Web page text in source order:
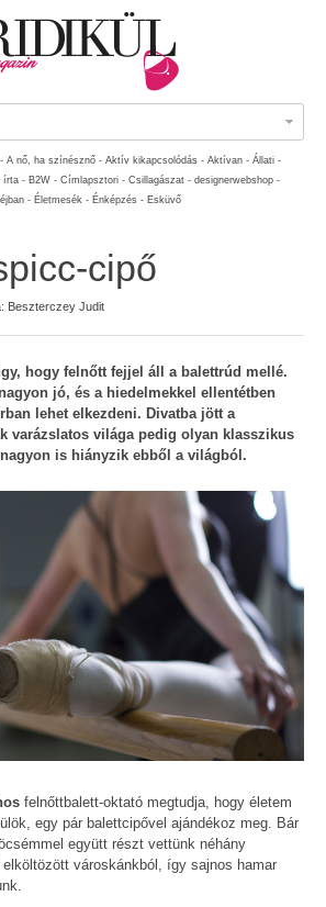
A nő, ha színésznő - Aktív kikapcsolódás - Aktívan - Állati -
írta - B2W - Címlapsztori - Csillagászat - designerwebshop -
- Életmesék - Énképzés - Esküvő
cipő
Beszterczey Judit
hogy felnőtt fejjel áll a balettrúd mellé.
jó, és a hiedelmekkel ellentétben
lehet elkezdeni. Divatba jött a
varázslatos világa pedig olyan klasszikus
is hiányzik ebből a világból.
felnőttbalett-oktató megtudja, hogy életem
egy pár balettcipővel ajándékoz meg. Bár
együtt részt vettünk néhány
elköltözött városkánkból, így sajnos hamar